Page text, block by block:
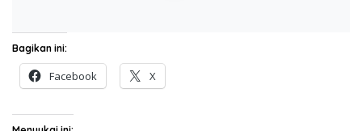
Bagikan ini:
Facebook X